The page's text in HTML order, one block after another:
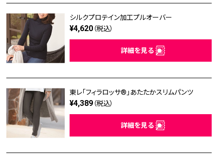
シルクプロテイン加工プルオーバー
¥4,620 （税込）
詳細を見る
東レ「フィラロッサ®」あたたかスリムパンツ
¥4,389 （税込）
詳細を見る